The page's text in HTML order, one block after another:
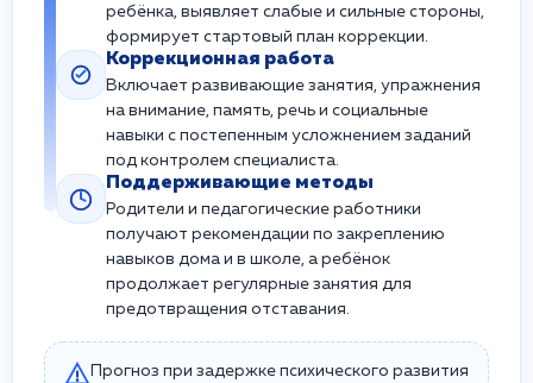
ребёнка, выявляет слабые и сильные стороны,
формирует стартовый план коррекции.
Коррекционная работа
Включает развивающие занятия, упражнения
на внимание, память, речь и социальные
навыки с постепенным усложнением заданий
под контролем специалиста.
Поддерживающие методы
Родители и педагогические работники
получают рекомендации по закреплению
навыков дома и в школе, а ребёнок
продолжает регулярные занятия для
предотвращения отставания.
Прогноз при задержке психического развития